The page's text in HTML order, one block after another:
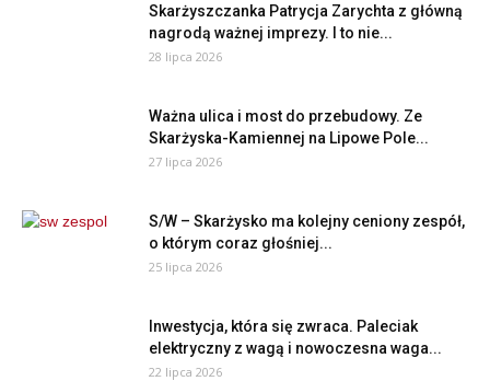
Skarżyszczanka Patrycja Zarychta z główną
nagrodą ważnej imprezy. I to nie...
28 lipca 2026
Ważna ulica i most do przebudowy. Ze
Skarżyska-Kamiennej na Lipowe Pole...
27 lipca 2026
S/W – Skarżysko ma kolejny ceniony zespół,
o którym coraz głośniej...
25 lipca 2026
Inwestycja, która się zwraca. Paleciak
elektryczny z wagą i nowoczesna waga...
22 lipca 2026